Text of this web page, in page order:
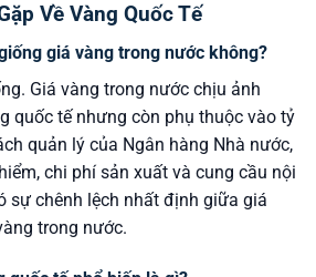
Về Vàng Quốc Tế
giá vàng trong nước không?
Giá vàng trong nước chịu ảnh
quốc tế nhưng còn phụ thuộc vào tỷ
quản lý của Ngân hàng Nhà nước,
chi phí sản xuất và cung cầu nội
sự chênh lệch nhất định giữa giá
trong nước.